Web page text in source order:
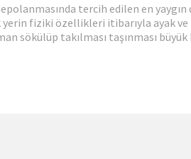
tercih edilen en
fiziki özellikleri itibarıyla ayak ve
sökülüp takılması taşınması